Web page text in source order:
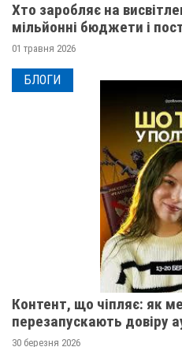
Хто заробляє на
мільйонні бюджети і
01 травня 2026
БЛОГИ
Контент, що чіпляє: як
перезапускають довіру
30 березня 2026